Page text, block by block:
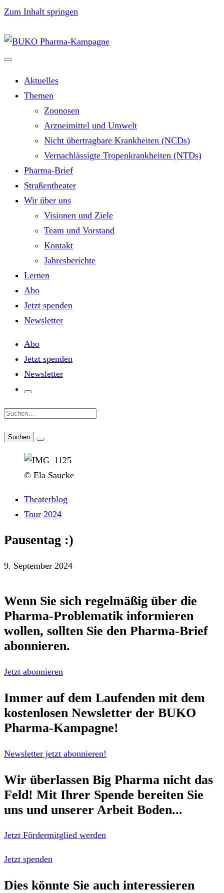
Zum Inhalt springen
Aktuelles
Themen
Zoonosen
Arzneimittel und Umwelt
Nicht übertragbare Krankheiten (NCDs)
Vernachlässigte Tropenkrankheiten (NTDs)
Pharma-Brief
Straßentheater
Wir über uns
Visionen und Ziele
Team und Vorstand
Kontakt
Jahresberichte
Lernen
Abo
Jetzt spenden
Newsletter
Abo
Jetzt spenden
Newsletter
Suche:
© Ela Saucke
Theaterblog
Tour 2024
Pausentag :)
9. September 2024
Wenn Sie sich regelmäßig über die
Pharma-Problematik informieren
wollen, sollten Sie den Pharma-Brief
abonnieren.
Jetzt abonnieren
Immer auf dem Laufenden mit dem
kostenlosen Newsletter der BUKO
Pharma-Kampagne!
Newsletter jetzt abonnieren!
Wir überlassen Big Pharma nicht das
Feld! Mit Ihrer Spende bereiten Sie
uns und unserer Arbeit Boden...
Jetzt Fördermitglied werden
Jetzt spenden
Dies könnte Sie auch interessieren